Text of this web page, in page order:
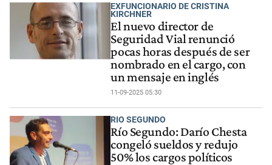
EXFUNCIONARIO DE CRISTINA
KIRCHNER
El nuevo director de
Seguridad Vial renunció
pocas horas después de ser
nombrado en el cargo, con
un mensaje en inglés
11-09-2025 05:30
RIO SEGUNDO
Río Segundo: Darío Chesta
congeló sueldos y redujo
50% los cargos políticos